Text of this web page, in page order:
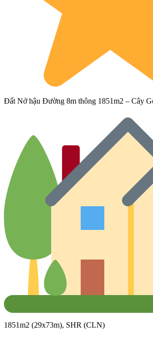
Đất Nở hậu Đường 8m thông 1851m2 – Cây
1851m2 (29x73m), SHR (CLN)